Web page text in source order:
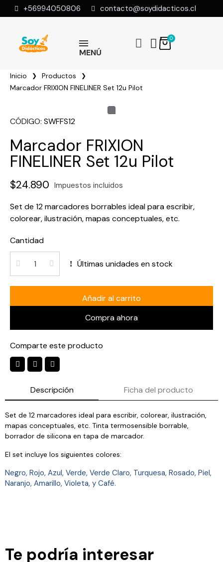
+56994050806 contacto@soydidacticos.cl
MENÚ
Inicio
Productos
Marcador FRIXION FINELINER Set 12u Pilot
CÓDIGO SWFFS12
Marcador FRIXION
FINELINER Set 12u Pilot
$24.890 Impuestos incluidos
Set de 12 marcadores borrables ideal para escribir,
colorear, ilustración, mapas conceptuales, etc.
Cantidad
Últimas unidades en stock
Añadir al carrito
Compra ahora
Comparte este producto
Descripción Ficha del producto
Set de 12 marcadores ideal para escribir, colorear, ilustración,
mapas conceptuales, etc. Tinta termosensible borrable,
borrador de silicona en tapa de marcador.
El set incluye los siguientes colores:
Negro, Rojo, Azul, Verde, Verde Claro, Turquesa, Rosado, Piel,
Naranjo, Amarillo, Violeta, y Café.
Te podría interesar